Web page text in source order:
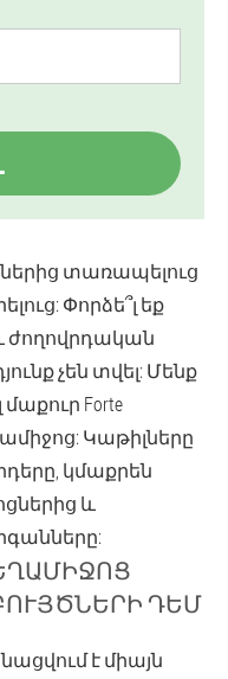
տառապելուց
Փորձե՞լ եք
ժողովրդական
չեն տվել: Մենք
Forte
Կաթիլները
կմաքրեն
և
ԴԵՄ
է միայն